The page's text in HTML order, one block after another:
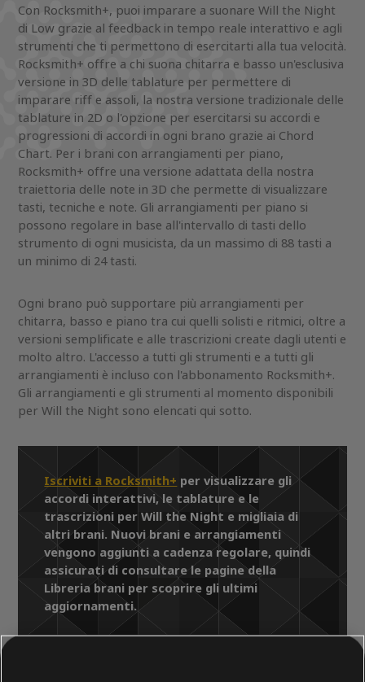
Con Rocksmith+, puoi imparare a suonare Will the Night
di Low grazie al feedback in tempo reale interattivo e agli
strumenti che ti permettono di esercitarti alla tua velocità.
Rocksmith+ offre a chi suona chitarra e basso un'esclusiva
versione in 3D delle tablature per permettere di
imparare riff e assoli, la nostra versione tradizionale delle
tablature in 2D o l'opzione per esercitarsi su accordi e
progressioni di accordi in ogni brano grazie ai Chord
Chart. Per i brani con arrangiamenti per piano,
Rocksmith+ offre una versione adattata della nostra
traiettoria delle note in 3D che permette di visualizzare
tasti, tecniche e note. Gli arrangiamenti per piano si
possono regolare in base all'intervallo di tasti dello
strumento di ogni musicista, da un massimo di 88 tasti a
un minimo di 24 tasti.
Ogni brano può supportare più arrangiamenti per
chitarra, basso e piano tra cui quelli solisti e ritmici, oltre a
versioni semplificate e alle trascrizioni create dagli utenti e
molto altro. L'accesso a tutti gli strumenti e a tutti gli
arrangiamenti è incluso con l'abbonamento Rocksmith+.
Gli arrangiamenti e gli strumenti al momento disponibili
per Will the Night sono elencati qui sotto.
Iscriviti a Rocksmith+ per visualizzare gli
accordi interattivi, le tablature e le
trascrizioni per Will the Night e migliaia di
altri brani. Nuovi brani e arrangiamenti
vengono aggiunti a cadenza regolare, quindi
assicurati di consultare le pagine della
Libreria brani per scoprire gli ultimi
aggiornamenti.